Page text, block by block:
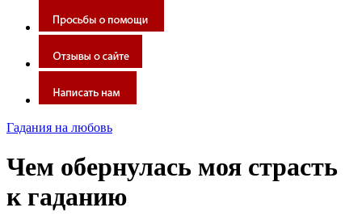
Гадания на любовь
Чем обернулась моя страсть
к гаданию